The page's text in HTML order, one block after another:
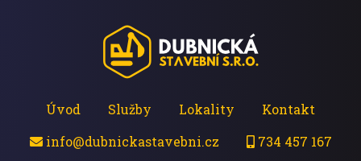
Úvod Služby Lokality
Kontakt
info@dubnickastavebni.cz
734 457 167